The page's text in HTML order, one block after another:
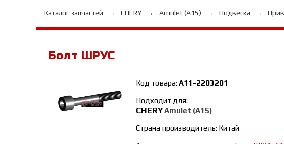
Каталог запчастей CHERY Amulet (A15) Подвеска
Болт ШРУС
Код товара:A11-2203201
Подходит для:
CHERYAmulet (A15)
Страна производитель: Китай